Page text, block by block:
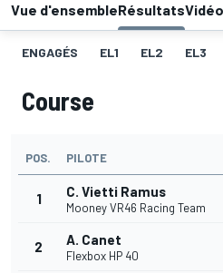
Vue d'ensembleRésultats
ENGAGÉS EL1 EL2 EL3
Course
POS. PILOTE
1 C. Vietti Ramus
Mooney VR46 Racing Team
2 A. Canet
Flexbox HP 40